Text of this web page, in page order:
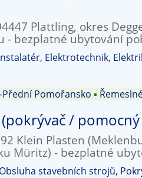
Plattling, okres
- bezplatné ubytování
, Elektrotechnik,
Pomořansko ▪
/
Klein Plasten
Müritz) - bezplatné
Obsluha stavebních strojů,